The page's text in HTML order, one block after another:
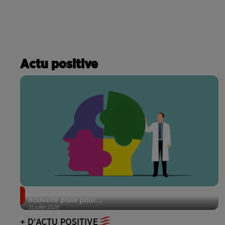
Actu positive
31 juillet 2026
nouvelle piste pour...
+ D'ACTU POSITIVE